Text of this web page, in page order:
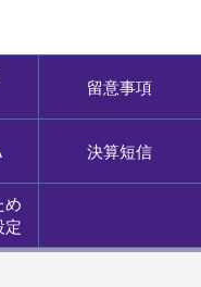
留意事項
決算短信
め
定